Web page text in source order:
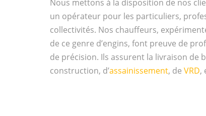
Nous mettons à la disposition de nos
un opérateur pour les particuliers,
collectivités. Nos chauffeurs,
de ce genre d’engins, font preuve de
de précision. Ils assurent la livraison de
construction, d’assainissement, de VRD,